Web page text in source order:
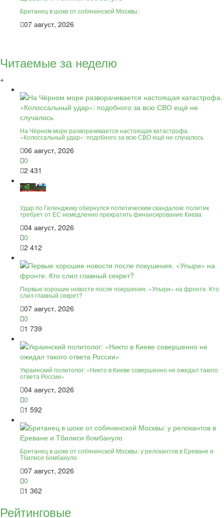
Британец в шоке от собянинской Москвы:
07 август, 2026
Читаемые за неделю
+
На Чёрном море разворачивается настоящая катастрофа.
«Колоссальный удар»: подобного за всю СВО ещё не случалось
06 август, 2026
0
2 431
Удар по Геленджику обернулся политическим скандалом: политик
требует от ЕС немедленно прекратить финансирование Киева
04 август, 2026
0
2 412
Первые хорошие новости после покушения. «Упыри» на фронте. Кто
слил главный секрет?
07 август, 2026
0
1 739
Украинский политолог: «Никто в Киеве совершенно не ожидал такого
ответа России»
04 август, 2026
0
1 592
Британец в шоке от собянинской Москвы: у релокантов в Ереване и
Тбилиси бомбануло
07 август, 2026
0
1 362
Рейтинговые